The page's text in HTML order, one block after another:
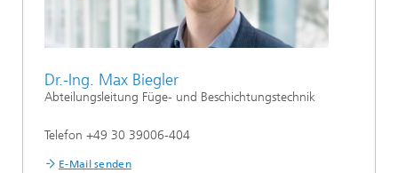
Dr.-Ing. Max Biegler
Abteilungsleitung Füge- und Beschichtungstechnik
Telefon +49 30 39006-404
E-Mail senden